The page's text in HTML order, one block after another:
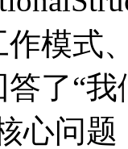
作模式
了“
心问